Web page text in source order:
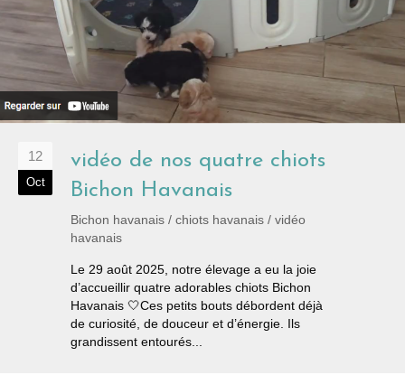
12
Oct
vidéo de nos quatre chiots
Bichon Havanais
Bichon havanais / chiots havanais / vidéo
havanais
Le 29 août 2025, notre élevage a eu la joie
d’accueillir quatre adorables chiots Bichon
Havanais 🤍Ces petits bouts débordent déjà
de curiosité, de douceur et d’énergie. Ils
grandissent entourés...